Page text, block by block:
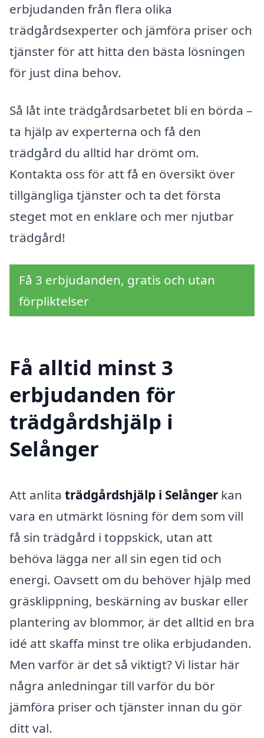
erbjudanden från flera olika
trädgårdsexperter och jämföra priser och
tjänster för att hitta den bästa lösningen
för just dina behov.
Så låt inte trädgårdsarbetet bli en börda –
ta hjälp av experterna och få den
trädgård du alltid har drömt om.
Kontakta oss för att få en översikt över
tillgängliga tjänster och ta det första
steget mot en enklare och mer njutbar
trädgård!
Få 3 erbjudanden, gratis och utan
förpliktelser
Få alltid minst 3
erbjudanden för
trädgårdshjälp i
Selånger
Att anlita trädgårdshjälp i Selånger kan
vara en utmärkt lösning för dem som vill
få sin trädgård i toppskick, utan att
behöva lägga ner all sin egen tid och
energi. Oavsett om du behöver hjälp med
gräsklippning, beskärning av buskar eller
plantering av blommor, är det alltid en bra
idé att skaffa minst tre olika erbjudanden.
Men varför är det så viktigt? Vi listar här
några anledningar till varför du bör
jämföra priser och tjänster innan du gör
ditt val.